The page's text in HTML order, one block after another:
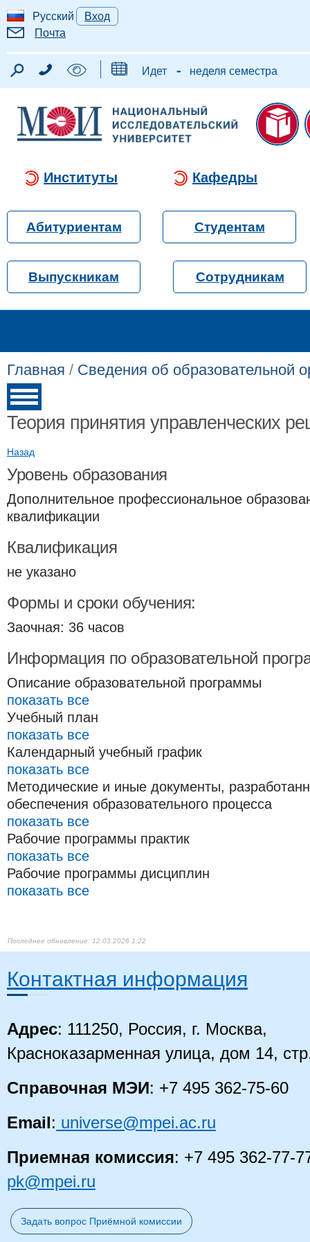
Русский
Вход
Почта
Идет - неделя семестра
Институты Кафедры
Абитуриентам Студентам
Выпускникам Сотрудникам
Главная / Сведения об образовательной
Теория принятия управленческих
Назад
Уровень образования
Дополнительное профессиональное
квалификации
Квалификация
не указано
Формы и сроки обучения:
Заочная: 36 часов
Информация по образовательной
Описание образовательной программы
показать все
Учебный план
показать все
Календарный учебный график
показать все
Методические и иные документы,
обеспечения образовательного процесса
показать все
Рабочие программы практик
показать все
Рабочие программы дисциплин
показать все
12.03.2026 1:22
Контактная информация
Адрес: 111250, Россия, г. Москва,
Красноказарменная улица, дом 14,
Справочная МЭИ: +7 495 362-75-60
Email: universe@mpei.ac.ru
Приемная комиссия: +7 495 362-77-
pk@mpei.ru
Задать вопрос Приёмной комиссии